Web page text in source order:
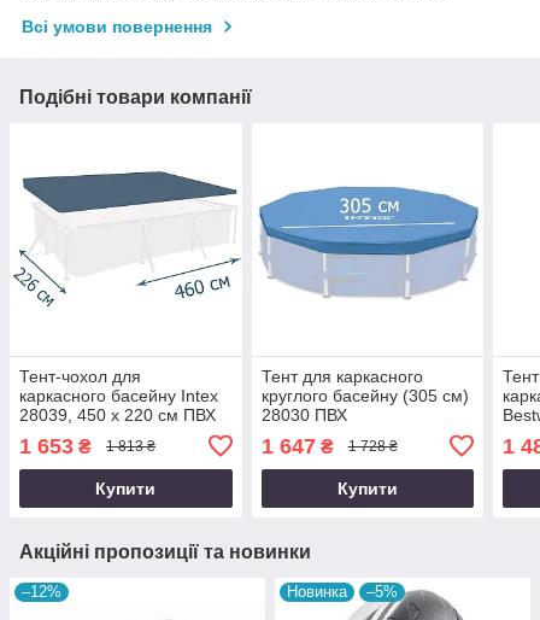
Всі умови повернення
Подібні товари компанії
Тент-чохол для
каркасного басейну Intex
28039, 450 х 220 см ПВХ
1 653 ₴ 1 813 ₴
Купити
Тент для каркасного
круглого басейну (305 см)
28030 ПВХ
1 647₴ 1 728 ₴
Купити
1
Акційні пропозиції та новинки
–12% Новинка –5%